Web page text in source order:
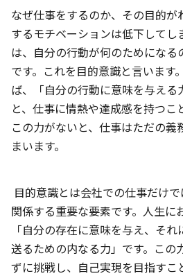
なぜ仕事をするのか、その目的が
するモチベーションは低下してし
は、自分の行動が何のためにな
です。これを目的意識と言います
ば、「自分の行動に意味を与える
と、仕事に情熱や達成感を持つこ
この力がないと、仕事はただの義
まいます。
目的意識とは会社での仕事だけ
関係する重要な要素です。人生に
「自分の存在に意味を与え、そ
送るための内なる力」です。この
ずに挑戦し、自己実現を目指すこ